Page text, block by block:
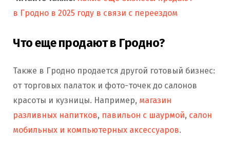
в Гродно в 2025 году в связи с переездом
Что еще продают в Гродно?
Также в Гродно продается другой готовый бизнес:
от торговых палаток и фото-точек до салонов
красоты и кузницы. Например, магазин
разливных напитков, павильон с шаурмой, салон
мобильных и компьютерных аксессуаров.